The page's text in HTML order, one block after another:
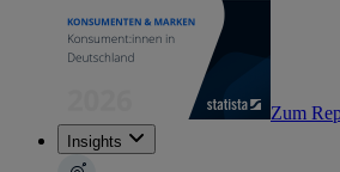
Zum
Insights